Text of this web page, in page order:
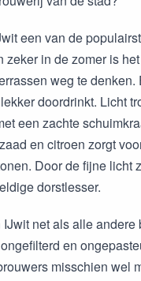
een van de
zeker in de zomer is
weg te
doordrinkt. Licht
een zachte
en citroen zorgt
Door de fijne licht
dorstlesser.
net als alle andere
en
misschien wel